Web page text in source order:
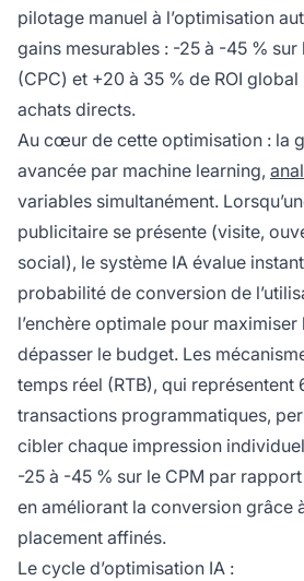
pilotage manuel à l’optimisation
gains mesurables : -25 à -45 %
(CPC) et +20 à 35 % de ROI
achats directs.
Au cœur de cette optimisation : la
avancée par machine learning,
variables simultanément.
publicitaire se présente (visite,
social), le système IA évalue
probabilité de conversion de
l’enchère optimale pour maximiser
dépasser le budget. Les
temps réel (RTB), qui représentent
transactions programmatiques,
cibler chaque impression
-25 à -45 % sur le CPM par
en améliorant la conversion grâce
placement affinés.
Le cycle d’optimisation IA :